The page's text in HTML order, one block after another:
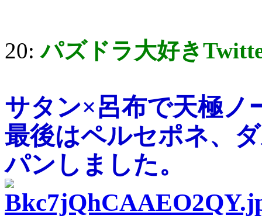
20:パズドラ大好き
サタン×呂布で天極ノ
最後はペルセポネ、
パンしました。